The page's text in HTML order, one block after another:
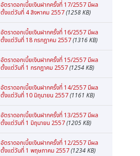
อัตราดอกเบี้ยเงินฝากครั้งที่ 17/2557 มีผล
ตั้งแต่วันที่ 4 สิงหาคม 2557(1258 KB)
อัตราดอกเบี้ยเงินฝากครั้งที่ 16/2557 มีผล
ตั้งแต่วันที่ 18 กรกฎาคม 2557(1316 KB)
อัตราดอกเบี้ยเงินฝากครั้งที่ 15/2557 มีผล
ตั้งแต่วันที่ 1 กรกฎาคม 2557(1254 KB)
อัตราดอกเบี้ยเงินฝากครั้งที่ 14/2557 มีผล
ตั้งแต่วันที่ 10 มิถุนายน 2557(1161 KB)
อัตราดอกเบี้ยเงินฝากครั้งที่ 13/2557 มีผล
ตั้งแต่วันที่ 1 มิถุนายน 2557(1205 KB)
อัตราดอกเบี้ยเงินฝากครั้งที่ 12/2557 มีผล
ตั้งแต่วันที่ 1 พฤษภาคม 2557(1234 KB)